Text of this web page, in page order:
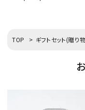
TOP > ギフトセット(贈り